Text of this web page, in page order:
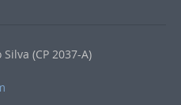
(CP 2037-A)